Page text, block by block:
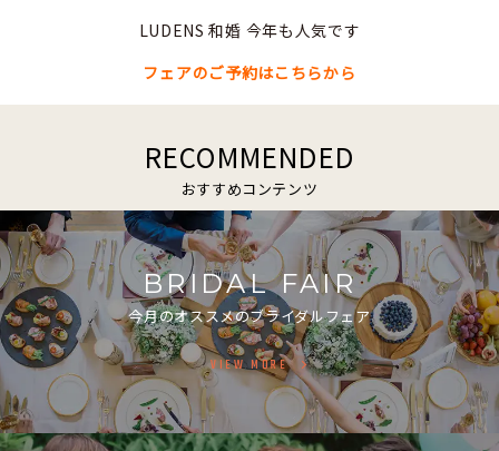
LUDENS 和婚 今年も人気です
フェアのご予約はこちらから
RECOMMENDED
おすすめコンテンツ
BRIDAL FAIR
今月のオススメのブライダルフェア
VIEW MORE